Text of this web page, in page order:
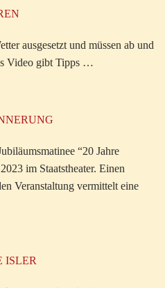
ausgesetzt und müssen ab und
Video gibt Tipps …
“20 Jahre
im Staatstheater. Einen
Veranstaltung vermittelt eine
ISLER